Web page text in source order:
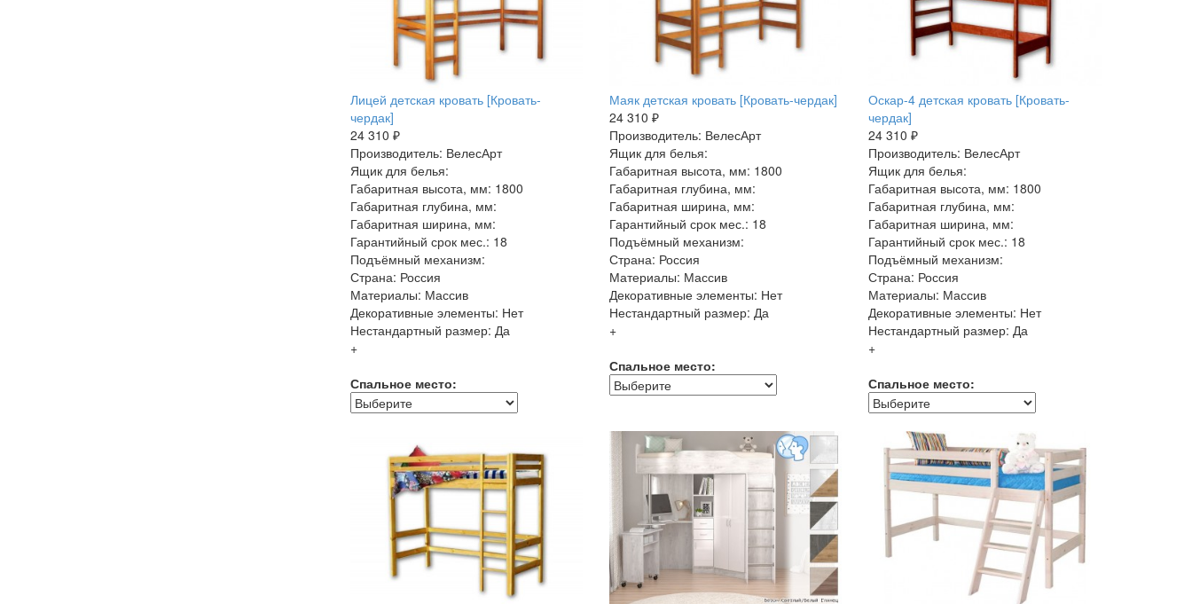
Лицей детская кровать [Кровать-
чердак]
24 310 ₽
Производитель: ВелесАрт
Ящик для белья:
Габаритная высота, мм: 1800
Габаритная глубина, мм:
Габаритная ширина, мм:
Гарантийный срок мес.: 18
Подъёмный механизм:
Страна: Россия
Материалы: Массив
Декоративные элементы: Нет
Нестандартный размер: Да
+
Спальное место:
Маяк детская кровать [Кровать-чердак]
24 310 ₽
Производитель: ВелесАрт
Ящик для белья:
Габаритная высота, мм: 1800
Габаритная глубина, мм:
Габаритная ширина, мм:
Гарантийный срок мес.: 18
Подъёмный механизм:
Страна: Россия
Материалы: Массив
Декоративные элементы: Нет
Нестандартный размер: Да
+
Спальное место:
Оскар-4 детская кровать [Кровать-
чердак]
24 310 ₽
Производитель: ВелесАрт
Ящик для белья:
Габаритная высота, мм: 1800
Габаритная глубина, мм:
Габаритная ширина, мм:
Гарантийный срок мес.: 18
Подъёмный механизм:
Страна: Россия
Материалы: Массив
Декоративные элементы: Нет
Нестандартный размер: Да
+
Спальное место: